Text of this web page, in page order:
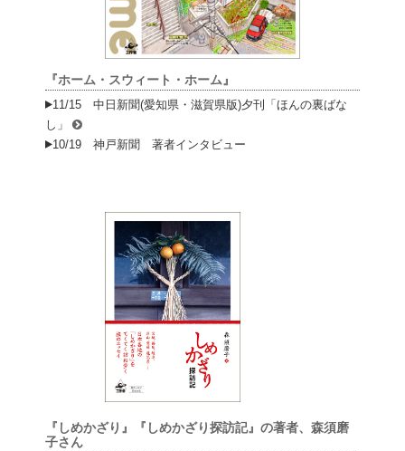
『ホーム・スウィート・ホーム』
11/15 中日新聞(愛知県・滋賀県版)夕刊「ほんの裏ばな
し」
10/19 神戸新聞 著者インタビュー
『しめかざり』『しめかざり探訪記』の著者、森須磨
子さん